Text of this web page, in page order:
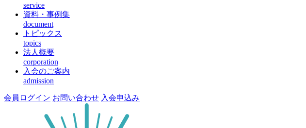
service
資料・事例集
document
トピックス
topics
法人概要
corporation
入会のご案内
admission
会員ログイン お問い合わせ 入会申込み